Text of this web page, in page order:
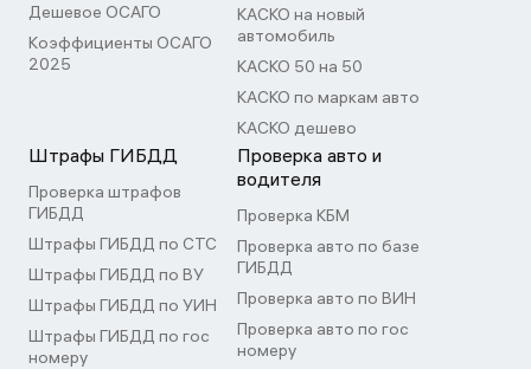
Дешевое ОСАГО
Коэффициенты ОСАГО
2025
КАСКО на новый
автомобиль
КАСКО 50 на 50
КАСКО по маркам авто
КАСКО дешево
Штрафы ГИБДД
Проверка штрафов
ГИБДД
Штрафы ГИБДД по СТС
Штрафы ГИБДД по ВУ
Штрафы ГИБДД по УИН
Штрафы ГИБДД по гос
номеру
Проверка авто и
водителя
Проверка КБМ
Проверка авто по базе
ГИБДД
Проверка авто по ВИН
Проверка авто по гос
номеру